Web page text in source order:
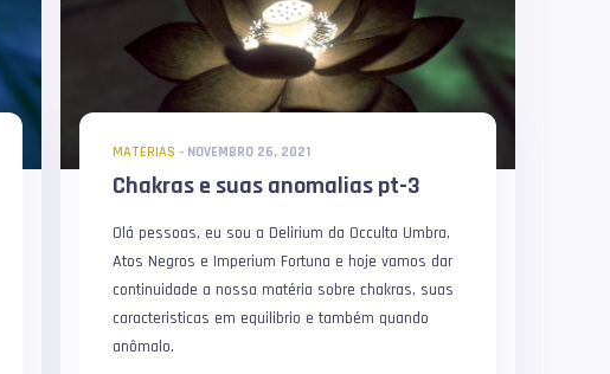
MATÉRIAS - NOVEMBRO 26, 2021
Chakras e suas anomalias pt-3
Olá pessoas, eu sou a Delirium da Occulta Umbra,
Atos Negros e Imperium Fortuna e hoje vamos dar
continuidade a nossa matéria sobre chakras, suas
caracteristicas em equilibrio e também quando
anômalo.